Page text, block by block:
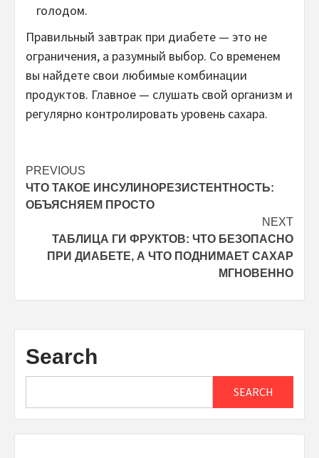
голодом.
Правильный завтрак при диабете — это не
ограничения, а разумный выбор. Со временем
вы найдете свои любимые комбинации
продуктов. Главное — слушать свой организм и
регулярно контролировать уровень сахара.
Post
navigation
PREVIOUS
ЧТО ТАКОЕ ИНСУЛИНОРЕЗИСТЕНТНОСТЬ:
ОБЪЯСНЯЕМ ПРОСТО
NEXT
ТАБЛИЦА ГИ ФРУКТОВ: ЧТО БЕЗОПАСНО
ПРИ ДИАБЕТЕ, А ЧТО ПОДНИМАЕТ САХАР
МГНОВЕННО
Search
SEARCH